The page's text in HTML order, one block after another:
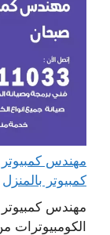
كمبيوتر بالمنزل
مهندس
الكومبيوترات